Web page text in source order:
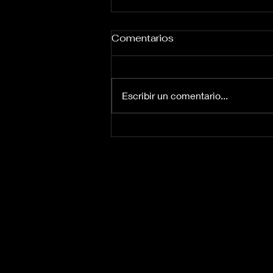
Comentarios
Escribir un comentario...